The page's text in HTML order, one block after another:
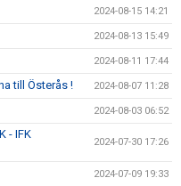
2024-08-15 14:21
2024-08-13 15:49
2024-08-11 17:44
till Österås ! 2024-08-07 11:28
2024-08-03 06:52
- IFK
2024-07-30 17:26
2024-07-09 19:33